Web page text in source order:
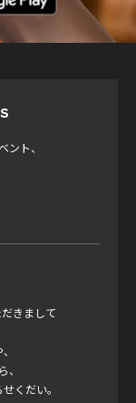
ト、
きまして
くだい。